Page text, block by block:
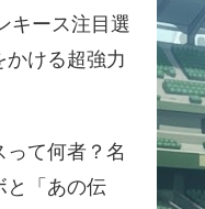
キース注目選
ける超強力
て何者？名
と「あの伝